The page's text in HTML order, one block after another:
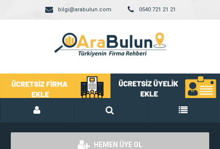
bilgi@arabulun.com 0540 721 21 21
HEMEN ÜYE OL